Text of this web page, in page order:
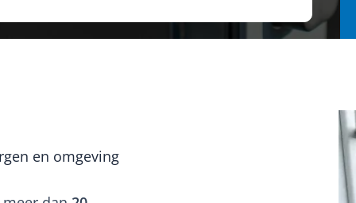
en omgeving